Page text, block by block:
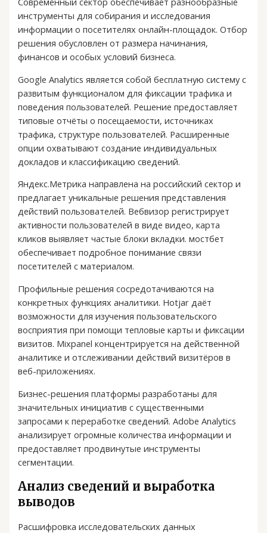
инструменты для собирания и исследования
информации о посетителях онлайн-площадок. Отбор
решения обусловлен от размера начинания,
финансов и особых условий бизнеса.
Google Analytics является собой бесплатную систему с
развитым функционалом для фиксации трафика и
поведения пользователей. Решение предоставляет
типовые отчёты о посещаемости, источниках
трафика, структуре пользователей. Расширенные
опции охватывают создание индивидуальных
докладов и классификацию сведений.
Яндекс.Метрика направлена на российский сектор и
предлагает уникальные решения представления
действий пользователей. Вебвизор регистрирует
активности пользователей в виде видео, карта
кликов выявляет частые блоки вкладки. мостбет
обеспечивает подробное понимание связи
посетителей с материалом.
Профильные решения сосредотачиваются на
конкретных функциях аналитики. Hotjar даёт
возможности для изучения пользовательского
восприятия при помощи тепловые карты и фиксации
визитов. Mixpanel концентрируется на действенной
аналитике и отслеживании действий визитёров в
веб-приложениях.
Бизнес-решения платформы разработаны для
значительных инициатив с существенными
запросами к переработке сведений. Adobe Analytics
анализирует огромные количества информации и
предоставляет продвинутые инструменты
сегментации.
Анализ сведений и выработка
выводов
Расшифровка исследовательских данных